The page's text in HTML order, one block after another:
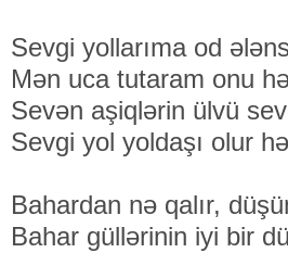
Sevgi yollarıma od
Mən uca tutaram onu
Sevən aşiqlərin ülvü
Sevgi yol yoldaşı olur
Bahardan nə qalır,
Bahar güllərinin iyi bir